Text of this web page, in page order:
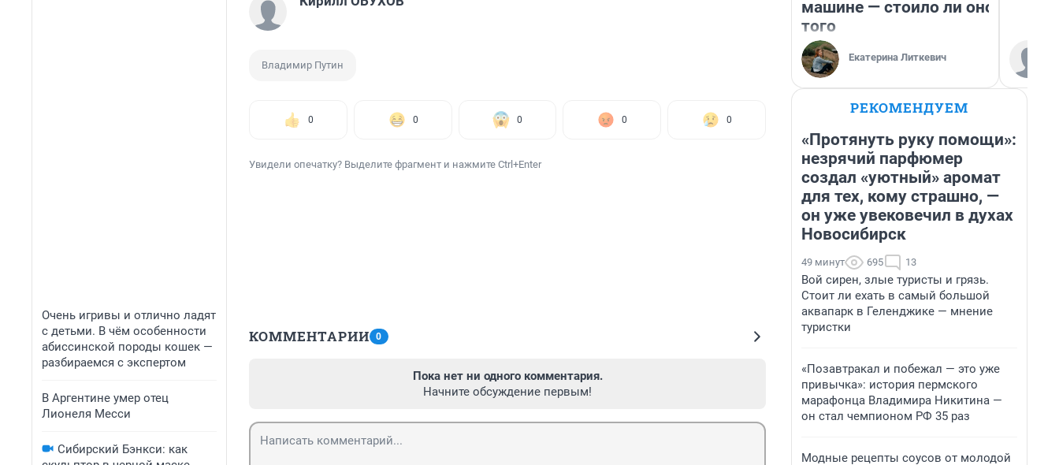
Очень игривы и отлично ладят
с детьми. В чём особенности
абиссинской породы кошек —
разбираемся с экспертом
В Аргентине умер отец
Лионеля Месси
Сибирский Бэнкси: как
Владимир Путин
0 0 0 0 0
Увидели опечатку? Выделите фрагмент и нажмите Ctrl+Enter
КОММЕНТАРИИ 0
Пока нет ни одного комментария.
Начните обсуждение первым!
машине — стоило ли оно
того
Екатерина Литкевич
РЕКОМЕНДУЕМ
«Протянуть руку помощи»:
незрячий парфюмер
создал «уютный» аромат
для тех, кому страшно, —
он уже увековечил в духах
Новосибирск
49 минут 695 13
Вой сирен, злые туристы и грязь.
Стоит ли ехать в самый большой
аквапарк в Геленджике — мнение
туристки
«Позавтракал и побежал — это уже
привычка»: история пермского
марафонца Владимира Никитина —
он стал чемпионом РФ 35 раз
Модные рецепты соусов от молодой